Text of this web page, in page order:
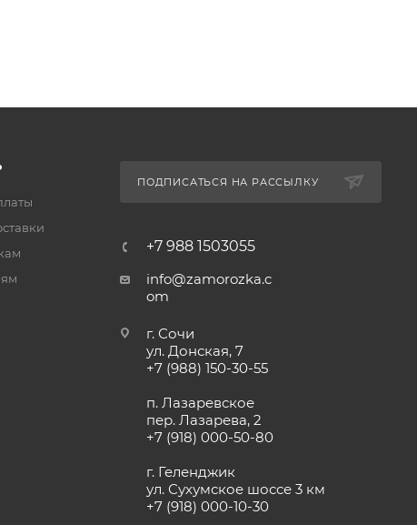
ПОДПИСАТЬСЯ НА РАССЫЛКУ
+7 988 1503055
info@zamorozka.c
om
г. Сочи
ул. Донская, 7
+7 (988) 150-30-55
п. Лазаревское
пер. Лазарева, 2
+7 (918) 000-50-80
г. Геленджик
ул. Сухумское шоссе 3 км
+7 (918) 000-10-30